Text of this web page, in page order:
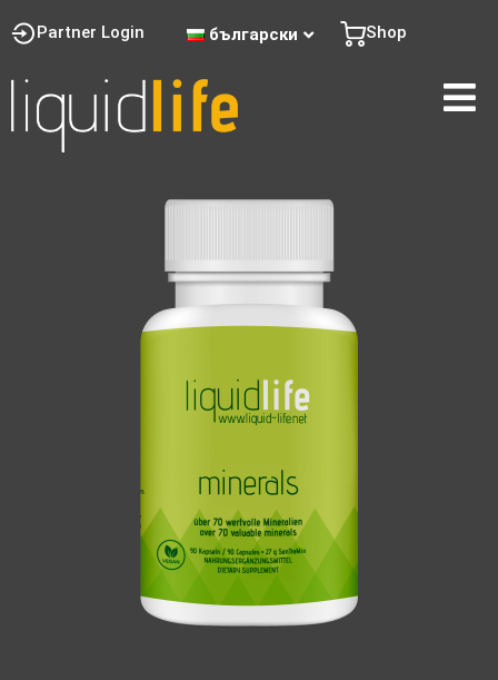
Partner Login български Shop